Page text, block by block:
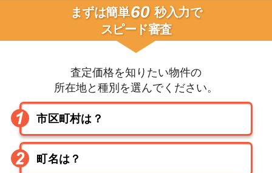
まずは簡単60 秒入力で
スピード審査
査定価格を知りたい物件の
所在地と種別を選んでください。